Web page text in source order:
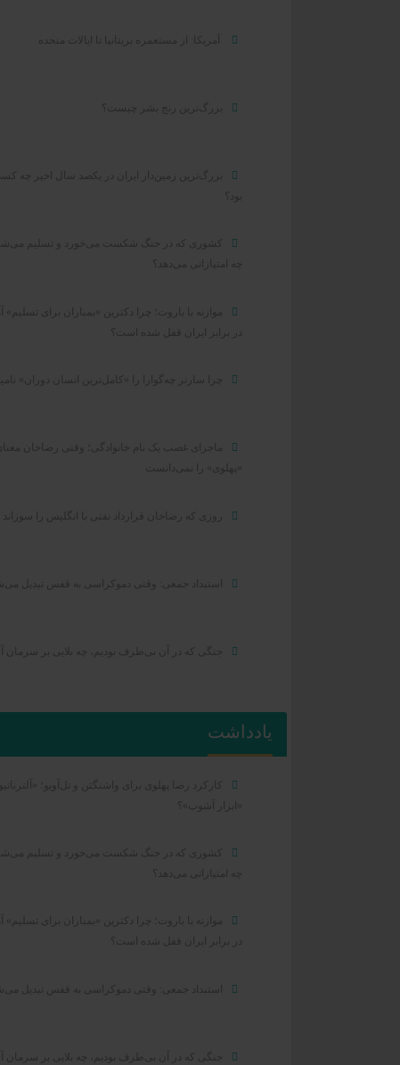
آمریکا: از مستعمره بریتانیا تا ایالات متحده
بزرگ‌ترین رنج بشر چیست؟
بزرگ‌ترین زمین‌دار ایران در یکصد سال اخیر چه
بود؟
کشوری که در جنگ شکست می‌خورد و تسلیم
چه امتیازاتی می‌دهد؟
موازنه با باروت؛ چرا دکترین «بمباران برای تسلیم»
در برابر ایران قفل شده است؟
چرا سارتر چه‌گوارا را «کامل‌ترین انسان دوران»
ماجرای غصب یک نام خانوادگی؛ وقتی رضاخان معنای
«پهلوی» را نمی‌دانست
روزی که رضاخان قرارداد نفتی با انگلیس را سوزاند
استبداد جمعی: وقتی دموکراسی به قفس تبدیل
جنگی که در آن بی‌طرف بودیم، چه بلایی بر سرمان
یادداشت
کارکرد رضا پهلوی برای واشنگتن و تل‌آویو؛
«ابزار آشوب»؟
کشوری که در جنگ شکست می‌خورد و تسلیم
چه امتیازاتی می‌دهد؟
موازنه با باروت؛ چرا دکترین «بمباران برای تسلیم»
در برابر ایران قفل شده است؟
استبداد جمعی: وقتی دموکراسی به قفس تبدیل
جنگی که در آن بی‌طرف بودیم، چه بلایی بر سرمان